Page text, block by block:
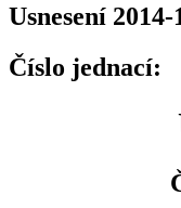
Usnesení 2014-
Číslo jednací: